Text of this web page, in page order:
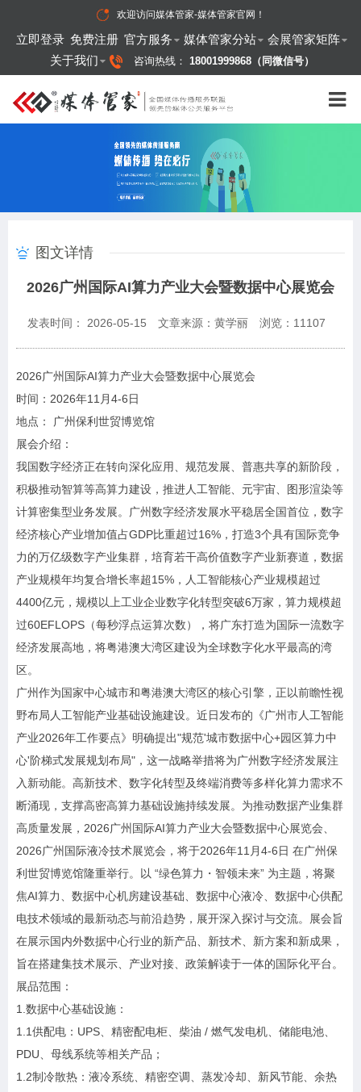
欢迎访问媒体管家-媒体管家官网 ！
立即登录 免费注册 官方服务 媒体管家分站
会展管家矩阵
关于我们
咨询热线： 18001999868（同微信号）
图文详情
2026广州国际AI算力产业大会暨数据中心展览会
发表时间： 2026-05-15 文章来源：黄学丽 浏览： 11107
2026广州国际AI算力产业大会暨数据中心展览会
时间：2026年11月4-6日
地点： 广州保利世贸博览馆
展会介绍：
我国数字经济正在转向深化应用、规范发展、普惠共享的新阶段，
积极推动智算等高算力建设，推进人工智能、元宇宙、图形渲染等
计算密集型业务发展。广州数字经济发展水平稳居全国首位，数字
经济核心产业增加值占GDP比重超过16%，打造3个具有国际竞争
力的万亿级数字产业集群，培育若干高价值数字产业新赛道，数据
产业规模年均复合增长率超15%，人工智能核心产业规模超过
4400亿元，规模以上工业企业数字化转型突破6万家，算力规模超
过60EFLOPS（每秒浮点运算次数），将广东打造为国际一流数字
经济发展高地，将粤港澳大湾区建设为全球数字化水平最高的湾
区。
广州作为国家中心城市和粤港澳大湾区的核心引擎，正以前瞻性视
野布局人工智能产业基础设施建设。近日发布的《广州市人工智能
产业2026年工作要点》明确提出"规范'城市数据中心+园区算力中
心'阶梯式发展规划布局"，这一战略举措将为广州数字经济发展注
入新动能。高新技术、数字化转型及终端消费等多样化算力需求不
断涌现，支撑高密高算力基础设施持续发展。为推动数据产业集群
高质量发展，2026广州国际AI算力产业大会暨数据中心展览会、
2026广州国际液冷技术展览会，将于2026年11月4-6日 在广州保
利世贸博览馆隆重举行。以 “绿色算力・智领未来” 为主题，将聚
焦AI算力、数据中心机房建设基础、数据中心液冷、数据中心供配
电技术领域的最新动态与前沿趋势，展开深入探讨与交流。展会旨
在展示国内外数据中心行业的新产品、新技术、新方案和新成果，
旨在搭建集技术展示、产业对接、政策解读于一体的国际化平台。
展品范围：
1.数据中心基础设施：
1.1供配电：UPS、精密配电柜、柴油 / 燃气发电机、储能电池、
PDU、母线系统等相关产品；
1.2制冷散热：液冷系统、精密空调、蒸发冷却、新风节能、余热